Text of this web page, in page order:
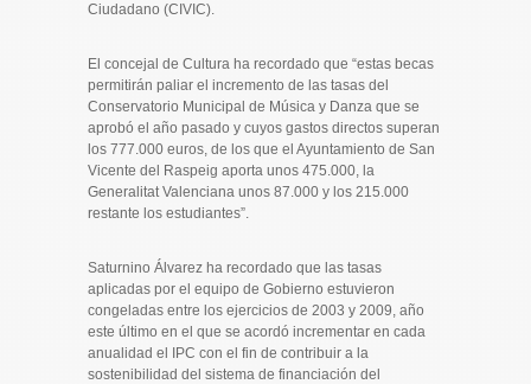
Ciudadano (CIVIC).
El concejal de Cultura ha recordado que “estas becas
permitirán paliar el incremento de las tasas del
Conservatorio Municipal de Música y Danza que se
aprobó el año pasado y cuyos gastos directos superan
los 777.000 euros, de los que el Ayuntamiento de San
Vicente del Raspeig aporta unos 475.000, la
Generalitat Valenciana unos 87.000 y los 215.000
restante los estudiantes”.
Saturnino Álvarez ha recordado que las tasas
aplicadas por el equipo de Gobierno estuvieron
congeladas entre los ejercicios de 2003 y 2009, año
este último en el que se acordó incrementar en cada
anualidad el IPC con el fin de contribuir a la
sostenibilidad del sistema de financiación del